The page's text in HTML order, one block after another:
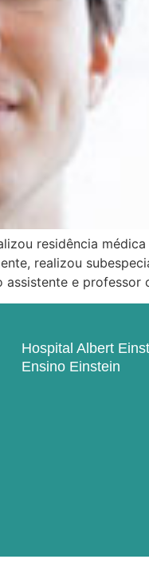
residência
realizou
e
Hospital Albert
Ensino Einstein